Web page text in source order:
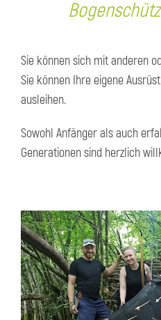
Sie können sich mit anderen
Sie können Ihre eigene
ausleihen.
​Sowohl Anfänger als auch
Generationen sind herzlich